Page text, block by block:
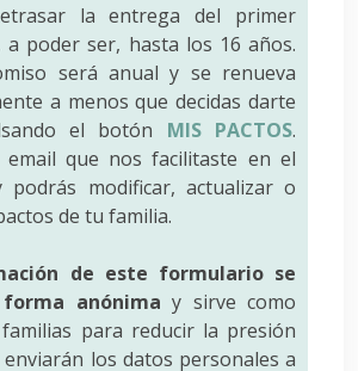
la entrega del primer
a poder ser, hasta los 16 años.
será anual y se renueva
a menos que decidas darte
el botón MIS PACTOS.
email que nos facilitaste en el
modificar, actualizar o
de tu familia.
de este formulario se
anónima y sirve como
para reducir la presión
enviarán los datos personales a